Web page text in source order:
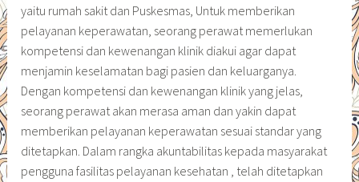
yaitu rumah sakit dan Puskesmas, Untuk memberikan
pelayanan keperawatan, seorang perawat memerlukan
kompetensi dan kewenangan klinik diakui agar dapat
menjamin keselamatan bagi pasien dan keluarganya.
Dengan kompetensi dan kewenangan klinik yang jelas,
seorang perawat akan merasa aman dan yakin dapat
memberikan pelayanan keperawatan sesuai standar yang
ditetapkan. Dalam rangka akuntabilitas kepada masyarakat
pengguna fasilitas pelayanan kesehatan , telah ditetapkan